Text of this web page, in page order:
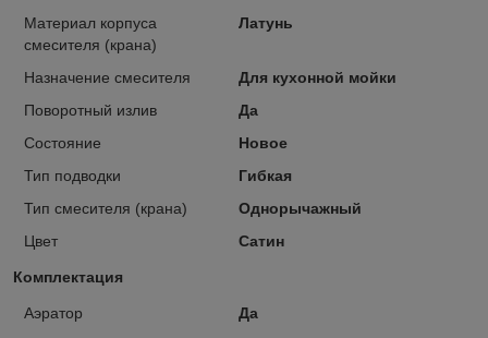
Материал корпуса
смесителя (крана)
Латунь
Назначение смесителя
Для кухонной мойки
Поворотный излив
Да
Состояние
Новое
Тип подводки
Гибкая
Тип смесителя (крана)
Однорычажный
Цвет
Сатин
Комплектация
Аэратор Да